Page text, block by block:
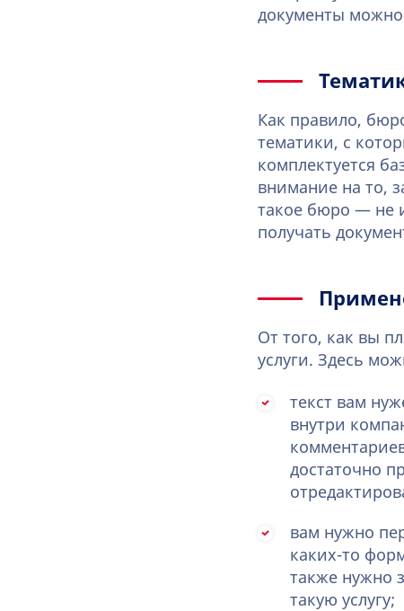
документы можно
Как правило,
тематики, с
комплектуется
внимание на то,
такое бюро — не
получать
От того, как вы
услуги. Здесь
текст вам
внутри
достаточно
вам нужно
каких-то
также нужно
такую услугу;